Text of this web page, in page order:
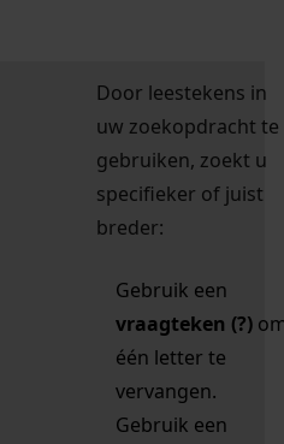
Door leestekens in
uw zoekopdracht te
gebruiken, zoekt u
specifieker of juist
breder:
Gebruik een
vraagteken (?)
één letter te
vervangen.
Gebruik een